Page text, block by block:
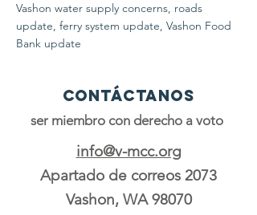
Vashon water supply concerns, roads
update, ferry system update, Vashon Food
Bank update
Contáctanos
ser miembro con derecho a voto
info@v-mcc.org
Apartado de correos 2073
Vashon, WA 98070